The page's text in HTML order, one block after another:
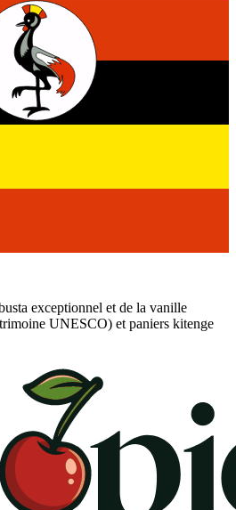
exceptionnel et de la vanille
UNESCO) et paniers kitenge